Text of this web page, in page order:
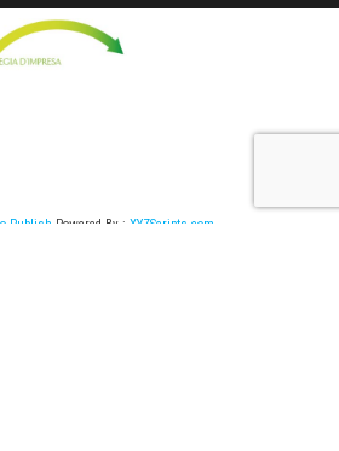
Publish Powered By : XYZScripts.com